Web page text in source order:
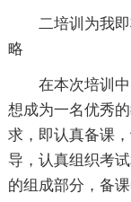
二培训为我
略
在本次培训
想成为一名优秀
求，即认真备课
导，认真组织考
的组成部分，备